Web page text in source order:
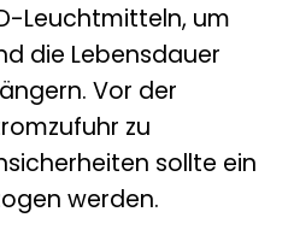
Leuchtmitteln, um
die Lebensdauer
Vor der
zu
sollte ein
werden.